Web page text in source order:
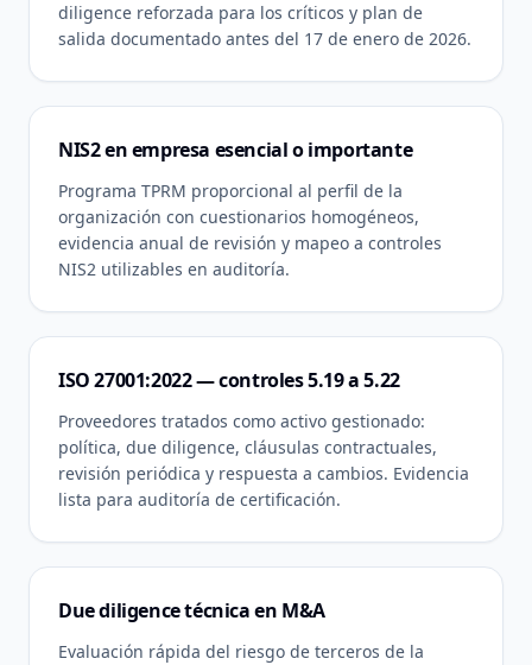
diligence reforzada para los críticos y plan de
salida documentado antes del 17 de enero de 2026.
NIS2 en empresa esencial o importante
Programa TPRM proporcional al perfil de la
organización con cuestionarios homogéneos,
evidencia anual de revisión y mapeo a controles
NIS2 utilizables en auditoría.
ISO 27001:2022 — controles 5.19 a 5.22
Proveedores tratados como activo gestionado:
política, due diligence, cláusulas contractuales,
revisión periódica y respuesta a cambios. Evidencia
lista para auditoría de certificación.
Due diligence técnica en M&A
Evaluación rápida del riesgo de terceros de la